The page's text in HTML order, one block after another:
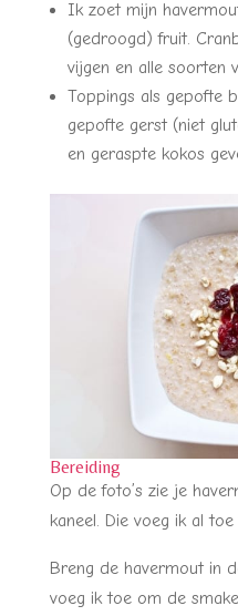
Ik zoet mijn
(gedroogd) fruit.
vijgen en alle soorten
Toppings als gepofte
gepofte gerst (niet
en geraspte kokos
Bereiding
Op de foto’s zie je
kaneel. Die voeg ik al
Breng de havermout in
voeg ik toe om de